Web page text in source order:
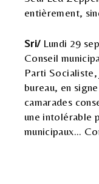
entièrement,
Sri/Lundi 29
Conseil
Parti Socialiste,
bureau, en
camarades
une intolérable
municipaux...